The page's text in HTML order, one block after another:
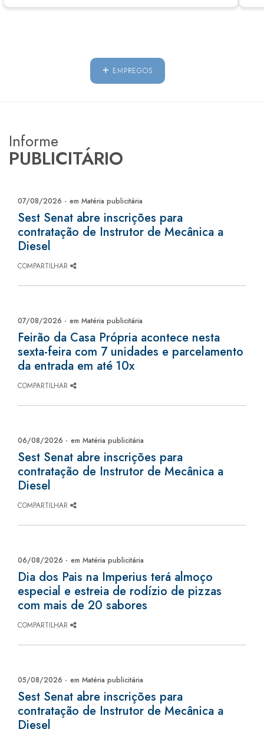
EMPREGOS
Informe
PUBLICITÁRIO
07/08/2026 - em Matéria publicitária
Sest Senat abre inscrições para
contratação de Instrutor de Mecânica a
Diesel
COMPARTILHAR
07/08/2026 - em Matéria publicitária
Feirão da Casa Própria acontece nesta
sexta-feira com 7 unidades e parcelamento
da entrada em até 10x
COMPARTILHAR
06/08/2026 - em Matéria publicitária
Sest Senat abre inscrições para
contratação de Instrutor de Mecânica a
Diesel
COMPARTILHAR
06/08/2026 - em Matéria publicitária
Dia dos Pais na Imperius terá almoço
especial e estreia de rodízio de pizzas
com mais de 20 sabores
COMPARTILHAR
05/08/2026 - em Matéria publicitária
Sest Senat abre inscrições para
contratação de Instrutor de Mecânica a
Diesel